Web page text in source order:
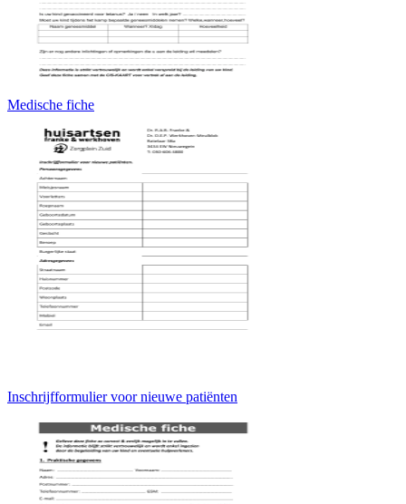
Medische fiche
Inschrijfformulier voor nieuwe patiënten